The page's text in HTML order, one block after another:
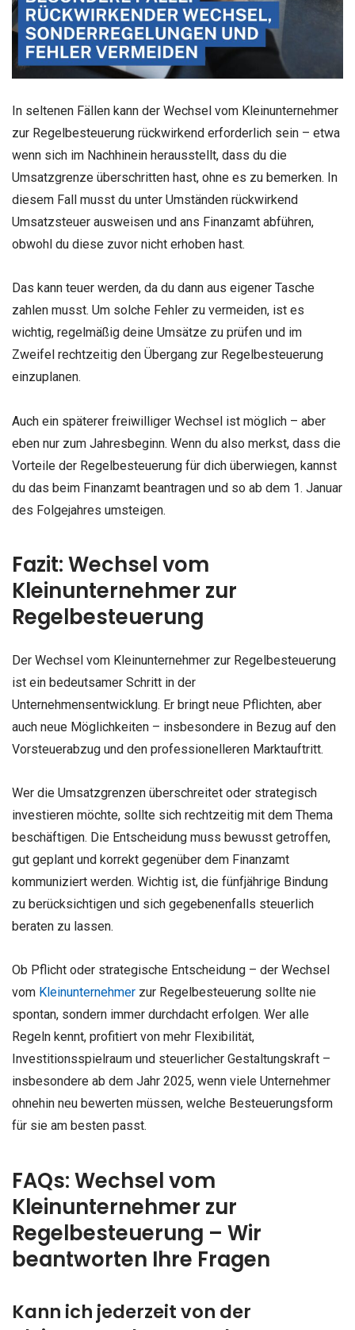
In seltenen Fällen kann der Wechsel vom Kleinunternehmer
zur Regelbesteuerung rückwirkend erforderlich sein – etwa
wenn sich im Nachhinein herausstellt, dass du die
Umsatzgrenze überschritten hast, ohne es zu bemerken. In
diesem Fall musst du unter Umständen rückwirkend
Umsatzsteuer ausweisen und ans Finanzamt abführen,
obwohl du diese zuvor nicht erhoben hast.
Das kann teuer werden, da du dann aus eigener Tasche
zahlen musst. Um solche Fehler zu vermeiden, ist es
wichtig, regelmäßig deine Umsätze zu prüfen und im
Zweifel rechtzeitig den Übergang zur Regelbesteuerung
einzuplanen.
Auch ein späterer freiwilliger Wechsel ist möglich – aber
eben nur zum Jahresbeginn. Wenn du also merkst, dass die
Vorteile der Regelbesteuerung für dich überwiegen, kannst
du das beim Finanzamt beantragen und so ab dem 1. Januar
des Folgejahres umsteigen.
Fazit: Wechsel vom
Kleinunternehmer zur
Regelbesteuerung
Der Wechsel vom Kleinunternehmer zur Regelbesteuerung
ist ein bedeutsamer Schritt in der
Unternehmensentwicklung. Er bringt neue Pflichten, aber
auch neue Möglichkeiten – insbesondere in Bezug auf den
Vorsteuerabzug und den professionelleren Marktauftritt.
Wer die Umsatzgrenzen überschreitet oder strategisch
investieren möchte, sollte sich rechtzeitig mit dem Thema
beschäftigen. Die Entscheidung muss bewusst getroffen,
gut geplant und korrekt gegenüber dem Finanzamt
kommuniziert werden. Wichtig ist, die fünfjährige Bindung
zu berücksichtigen und sich gegebenenfalls steuerlich
beraten zu lassen.
Ob Pflicht oder strategische Entscheidung – der Wechsel
vom Kleinunternehmer zur Regelbesteuerung sollte nie
spontan, sondern immer durchdacht erfolgen. Wer alle
Regeln kennt, profitiert von mehr Flexibilität,
Investitionsspielraum und steuerlicher Gestaltungskraft –
insbesondere ab dem Jahr 2025, wenn viele Unternehmer
ohnehin neu bewerten müssen, welche Besteuerungsform
für sie am besten passt.
FAQs: Wechsel vom
Kleinunternehmer zur
Regelbesteuerung – Wir
beantworten Ihre Fragen
Kann ich jederzeit von der